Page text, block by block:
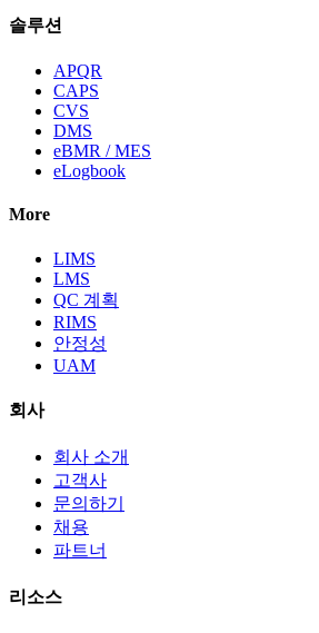
솔루션
APQR
CAPS
CVS
DMS
eBMR / MES
eLogbook
More
LIMS
LMS
QC 계획
RIMS
안정성
UAM
회사
회사 소개
고객사
문의하기
채용
파트너
리소스